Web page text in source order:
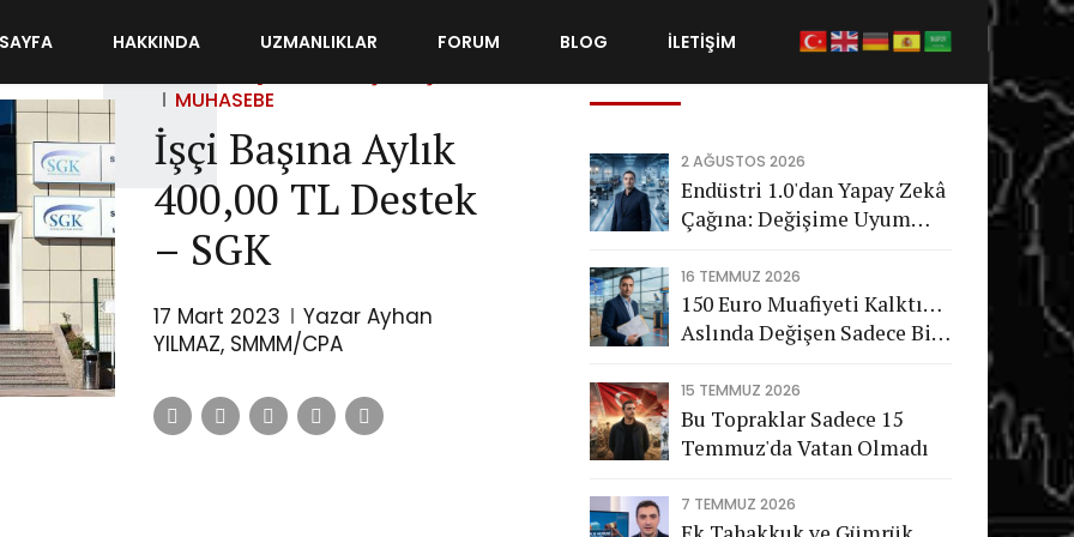
HAKKINDA UZMANLIKLAR FORUM BLOG İLETİŞİM
MUHASEBE
İşçi Başına Aylık
400,00 TL Destek
– SGK
17 Mart 2023
Yazar Ayhan
YILMAZ, SMMM/CPA
Son Gönderiler
2 AĞUSTOS 2026
Endüstri 1.0'dan Yapay Zekâ
Çağına: Değişime Uyum
Nasıl Bir Gelecek Bekliyor?
16 TEMMUZ 2026
150 Euro Muafiyeti Kalktı…
Aslında Değişen Sadece Bir
15 TEMMUZ 2026
Bu Topraklar Sadece 15
Temmuz'da Vatan Olmadı
7 TEMMUZ 2026